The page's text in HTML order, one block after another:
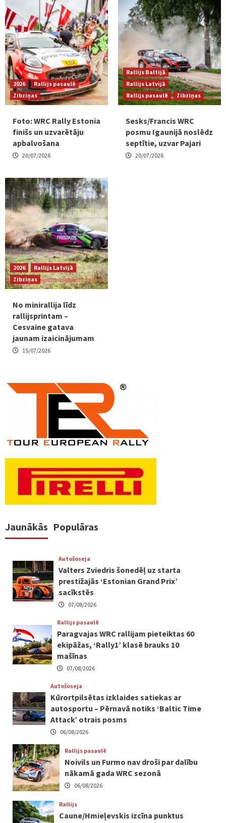
2026
Rallijs pasaulē
Zibziņas
Foto: WRC Rally Estonia
finišs un uzvarētāju
apbalvošana
20/07/2026
Rallijs Baltijā
Rallijs Latvijā
Rallijs pasaulē
Zibziņas
Sesks/Francis WRC
posmu Igaunijā noslēdz
septītie, uzvar Pajari
20/07/2026
2026
Rallijs Latvijā
Zibziņas
No minirallija līdz
rallijsprintam –
Cesvaine gatava
jaunam izaicinājumam
15/07/2026
Jaunākās Populāras
Autošoseja
Valters Zviedris šonedēļ uz starta
prestižajās ‘Estonian Grand Prix’
sacīkstēs
07/08/2026
Rallijs pasaulē
Paragvajas WRC rallijam pieteiktas 60
ekipāžas, ‘Rally1’ klasē brauks 10
mašīnas
07/08/2026
Autošoseja
Kūrortpilsētas izklaides satiekas ar
autosportu – Pērnavā notiks ‘Baltic Time
Attack’ otrais posms
06/08/2026
Rallijs pasaulē
Noivils un Furmo nav droši par dalību
nākamā gada WRC sezonā
06/08/2026
Rallijs
Caune/Hmieļevskis izcīna punktus